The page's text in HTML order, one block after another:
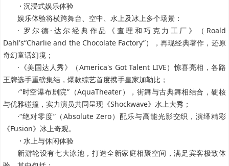
· 沉浸式娱乐体验
娱乐体验将横跨舞台、空中、水上及冰上多个场景：
· 罗尔德·达尔经典作品《查理和巧克力工厂》（Roald
Dahl’s“Charlie and the Chocolate Factory”），再现经典著作，还原
奇幻童话幻境；
·《美国达人秀》（America’s Got Talent LIVE）惊喜亮相，各路
王牌选手重磅集结，爆款综艺首度携手皇家加勒比；
·“时空瀑布剧院”（AquaTheater），街舞与古典舞相结合，硬核
与优雅碰撞，实力演员共同呈现《Shockwave》水上大秀；
·“绝对零度”（Absolute Zero）配乐与高能光影交织，演绎精彩
《Fusion》冰上奇观。
· 水上与休闲体验
新游轮设有七大泳池，打造全新家庭相聚空间，满足宾客极致体